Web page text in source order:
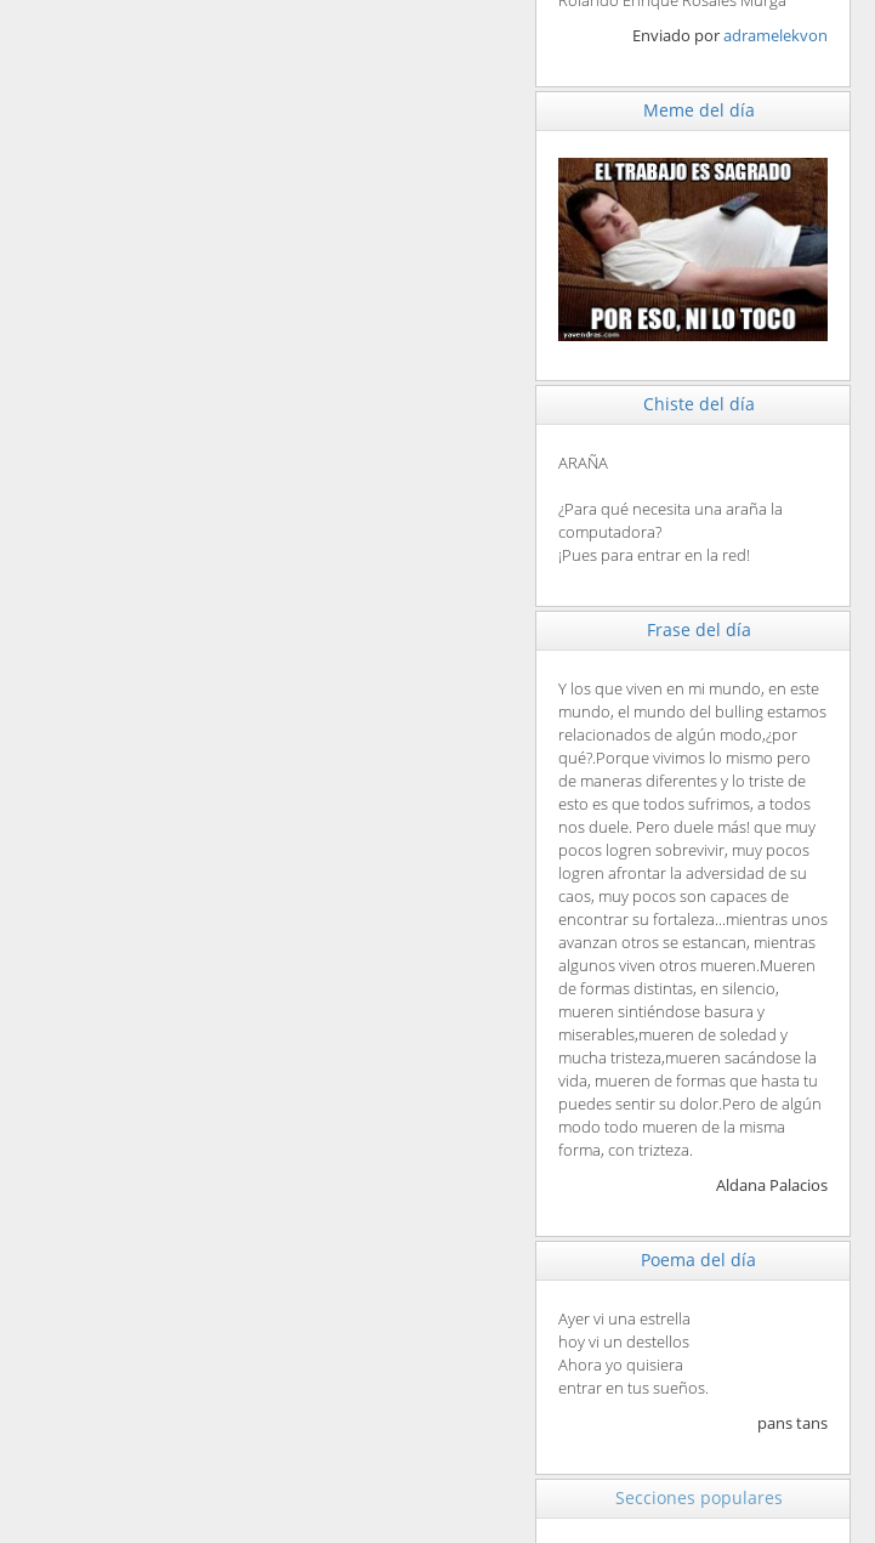
Enviado poradramelekvon
Meme del día
Chiste del día
ARAÑA
¿Para qué necesita una araña la
computadora?
¡Pues para entrar en la red!
Frase del día
Y los que viven en mi mundo, en este
mundo, el mundo del bulling estamos
relacionados de algún modo,¿por
qué?.Porque vivimos lo mismo pero
de maneras diferentes y lo triste de
esto es que todos sufrimos, a todos
nos duele. Pero duele más! que muy
pocos logren sobrevivir, muy pocos
logren afrontar la adversidad de su
caos, muy pocos son capaces de
encontrar su fortaleza...mientras unos
avanzan otros se estancan, mientras
algunos viven otros mueren.Mueren
de formas distintas, en silencio,
mueren sintiéndose basura y
miserables,mueren de soledad y
mucha tristeza,mueren sacándose la
vida, mueren de formas que hasta tu
puedes sentir su dolor.Pero de algún
modo todo mueren de la misma
forma, con trizteza.
Aldana Palacios
Poema del día
Ayer vi una estrella
hoy vi un destellos
Ahora yo quisiera
entrar en tus sueños.
pans tans
Secciones populares